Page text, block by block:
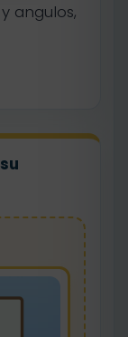
angulos,